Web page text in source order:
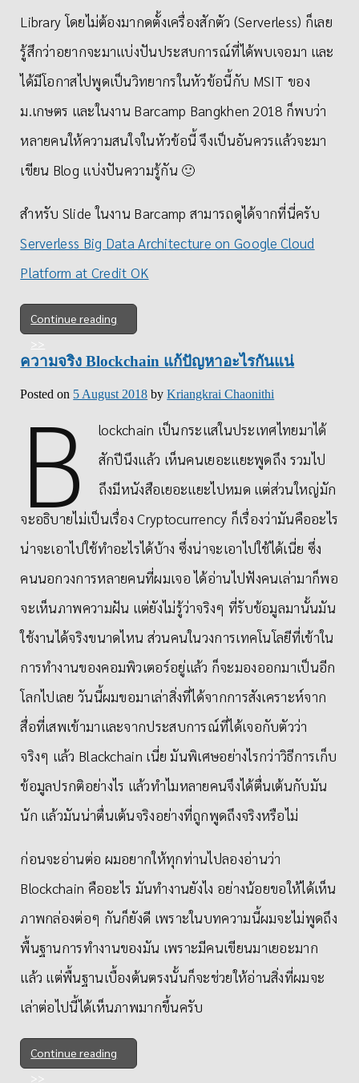
Library โดยไม่ต้องมากดตั้งเครื่องสักตัว (Serverless) ก็เลย
รู้สึกว่าอยากจะมาแบ่งปันประสบการณ์​ที่ได้พบเจอมา และ
ได้มีโอกาสไปพูดเป็นวิทยากรในหัวข้อนี้กับ MSIT ของ
ม.เกษตร และในงาน Barcamp Bangkhen 2018 ก็พบว่า
หลายคนให้ความสนใจในหัวข้อนี้ จึงเป็นอันควรแล้วจะมา
เขียน Blog แบ่งปันความรู้กัน 🙂
สำหรับ Slide ในงาน Barcamp สามารถดูได้จากที่นี่ครับ
Serverless Big Data Architecture on Google Cloud
Platform at Credit OK
Continue reading
ความจริง Blockchain แก้ปัญหาอะไรกันแน่
Posted on 5 August 2018 byKriangkrai Chaonithi
B
lockchain เป็นกระแสในประเทศไทยมาได้
สักปีนึงแล้ว เห็นคนเยอะแยะพูดถึง รวมไป
ถึงมีหนังสือเยอะแยะไปหมด แต่ส่วนใหญ่มัก
จะอธิบายไม่เป็นเรื่อง Cryptocurrency ก็เรื่องว่ามันคืออะไร
น่าจะเอาไปใช้ทำอะไรได้บ้าง ซึ่งน่าจะเอาไปใช้ได้เนี่ย ซึ่ง
คนนอกวงการหลายคนที่ผมเจอ ได้อ่านไปฟังคนเล่ามาก็พอ
จะเห็นภาพความฝัน แต่ยังไม่รู้ว่าจริงๆ ที่รับข้อมูลมานั้นมัน
ใช้งานได้จริงขนาดไหน ส่วนคนในวงการเทคโนโลยีที่เข้าใน
การทำงานของคอมพิวเตอร์อยู่แล้ว ก็จะมองออกมาเป็นอีก
โลกไปเลย วันนี้ผมขอมาเล่าสิ่งที่ได้จากการสังเคราะห์จาก
สื่อที่เสพเข้ามาและจากประสบการณ์ที่ได้เจอกับตัวว่า
จริงๆ แล้ว Blackchain เนี่ย มันพิเศษอย่างไรกว่าวิธีการเก็บ
ข้อมูลปรกติอย่างไร แล้วทำไมหลายคนจึงได้ตื่นเต้นกับมัน
นัก แล้วมันน่าตื่นเต้นจริงอย่างที่ถูกพูดถึงจริงหรือไม่
ก่อนจะอ่านต่อ ผมอยากให้ทุกท่านไปลองอ่านว่า
Blockchain คืออะไร มันทำงานยังไง อย่างน้อยขอให้ได้เห็น
ภาพกล่องต่อๆ กันก็ยังดี เพราะในบทความนี้ผมจะไม่พูดถึง
พื้นฐานการทำงานของมัน เพราะมีคนเขียนมาเยอะมาก
แล้ว แต่พื้นฐานเบื้องต้นตรงนั้นก็จะช่วยให้อ่านสิ่งที่ผมจะ
เล่าต่อไปนี้ได้เห็นภาพมากขึ้นครับ
Continue reading